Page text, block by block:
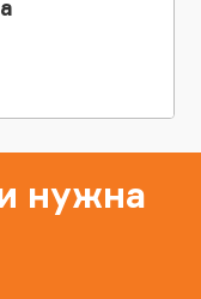
нужна